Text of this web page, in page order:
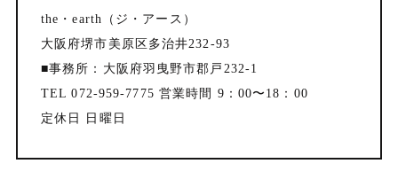
the・earth（ジ・アース）
大阪府堺市美原区多治井232-93
■事務所：大阪府羽曳野市郡戸232-1
TEL 072-959-7775 営業時間 9：00〜18：00
定休日 日曜日